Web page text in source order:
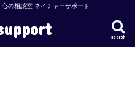
の相談室 ネイチャーサポート
search